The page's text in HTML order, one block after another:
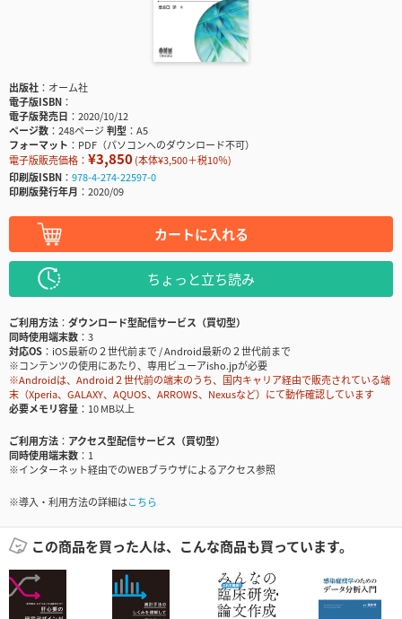
出版社
オーム社
電子版ISBN
電子版発売日
2020/10/12
ページ数
248ページ判型
A5
フォーマット
PDF（パソコンへのダウンロード不可）
電子版販売価格： ¥3,850(本体¥3,500＋税10％)
印刷版ISBN
978-4-274-22597-0
印刷版発行年月
2020/09
カートに入れる
ちょっと立ち読み
ご利用方法
ダウンロード型配信サービス（買切型）
同時使用端末数
3
対応OS
iOS最新の２世代前まで / Android最新の２世代前まで
※コンテンツの使用にあたり、専用ビューアisho.jpが必要
※Androidは、Android２世代前の端末のうち、国内キャリア経由で販売されている端
末（Xperia、GALAXY、AQUOS、ARROWS、Nexusなど）にて動作確認しています
必要メモリ容量
10 MB以上
ご利用方法
アクセス型配信サービス（買切型）
同時使用端末数
1
※インターネット経由でのWEBブラウザによるアクセス参照
※導入・利用方法の詳細はこちら
この商品を買った人は、こんな商品も買っています。